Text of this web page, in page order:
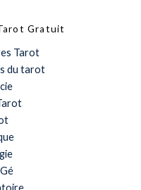
Gratuit
Tarot
du tarot